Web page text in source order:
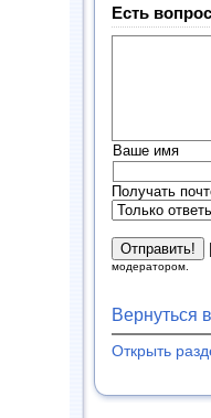
Есть
Ваше имя
Получать
модератором.
Вернуться
Открыть